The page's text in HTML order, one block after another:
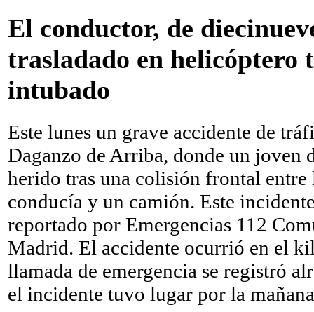
El conductor, de
trasladado en helicóptero
intubado
Este lunes un grave accidente de
Daganzo de Arriba, donde un joven
herido tras una colisión frontal entre
conducía y un camión. Este
reportado por Emergencias 112
Madrid. El accidente ocurrió en el
llamada de emergencia se registró
el incidente tuvo lugar por la